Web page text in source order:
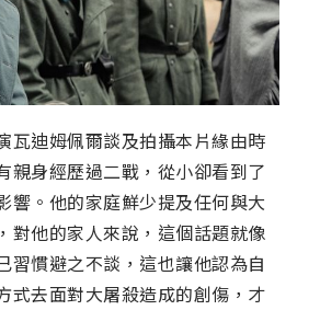
瓦迪姆佩爾談及拍攝本片緣由時
親身經歷過二戰，從小卻看到了
響。他的家庭鮮少提及任何與大
對他的家人來說，這個話題就像
習慣避之不談，這也讓他認為自
式去面對大屠殺造成的創傷，才